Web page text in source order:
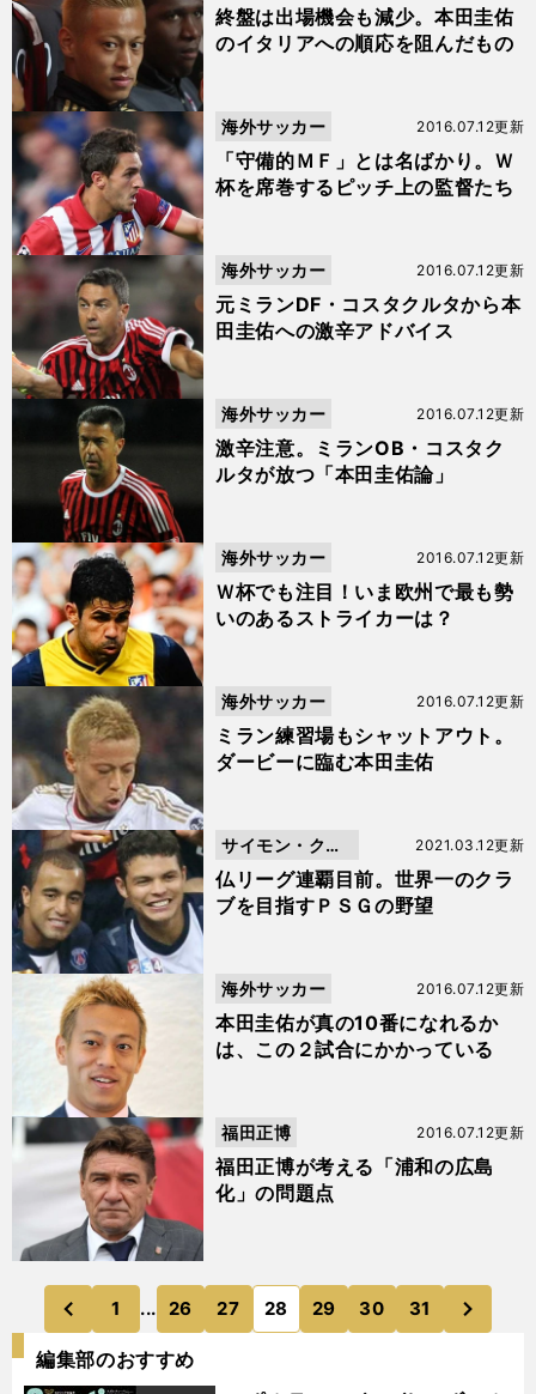
終盤は出場機会も減少。本田圭佑
のイタリアへの順応を阻んだもの
「守備的ＭＦ」とは名ばかり。Ｗ
杯を席巻するピッチ上の監督たち
2016.07.12更新
海外サッカー
元ミランDF・コスタクルタから本
田圭佑への激辛アドバイス
2016.07.12更新
海外サッカー
激辛注意。ミランOB・コスタク
ルタが放つ「本田圭佑論」
2016.07.12更新
海外サッカー
Ｗ杯でも注目！いま欧州で最も勢
いのあるストライカーは？
2016.07.12更新
海外サッカー
ミラン練習場もシャットアウト。
ダービーに臨む本田圭佑
2016.07.12更新
海外サッカー
仏リーグ連覇目前。世界一のクラ
ブを目指すＰＳＧの野望
2021.03.12更新
サイモン・クー
パー
本田圭佑が真の10番になれるか
は、この２試合にかかっている
2016.07.12更新
海外サッカー
福田正博が考える「浦和の広島
化」の問題点
2016.07.12更新
福田正博
前
1 ... 26 27 28 29 30 31
のページへ
編集部のおすすめ